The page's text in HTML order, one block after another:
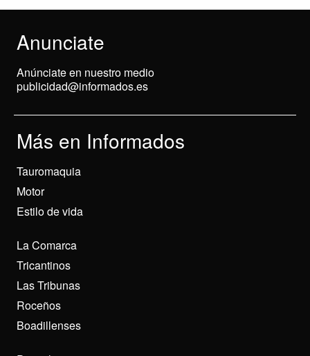
Anunciate
Anúnciate en nuestro medio
publicidad@informados.es
Más en Informados
Tauromaquia
Motor
Estilo de vida
La Comarca
Tricantinos
Las Tribunas
Roceños
Boadillenses